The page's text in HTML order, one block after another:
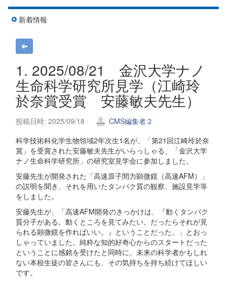
新着情報
1. 2025/08/21 金沢大学ナノ
生命科学研究所見学（江崎玲
於奈賞受賞 安藤敏夫先生）
投稿日時: 2025/09/18
CMS編集者２
科学技術科化学生物領域2年次生1名が、「第21回江崎玲於奈
賞」を受賞された安藤敏夫先生がいらっしゃる、「金沢大学
ナノ生命科学研究所」の研究室見学会に参加しました。
安藤先生が開発された「高速原子間力顕微鏡（高速AFM）」
の説明を聞き、それを用いたタンパク質の観察、施設見学等
をしました。
安藤先生が、「高速AFM開発のきっかけは、『動くタンパク
質分子がある。動くところを見てみたい。だったらそれが見
られる顕微鏡を作ればいい。』ということだった。」とおっ
しゃっていました。純粋な知的好奇心からのスタートだった
ということに感銘を受けたと同時に、未来の科学者かもしれ
ない本校生徒の皆さんにも、その気持ちを持ち続けてほしい
です。